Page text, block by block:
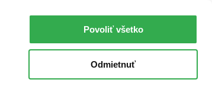
Povoliť všetko
Odmietnuť